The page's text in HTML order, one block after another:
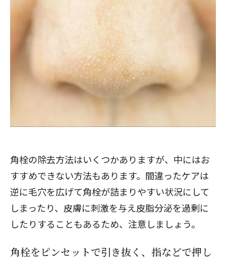
角栓の除去方法はいくつかありますが、中にはお
すすめできない方法もあります。間違ったケアは
逆に毛穴を広げて角栓が詰まりやすい状況にして
しまったり、皮膚に刺激を与え皮脂分泌を過剰に
したりすることもあるため、注意しましょう。
角栓をピンセットで引き抜く、指などで押し